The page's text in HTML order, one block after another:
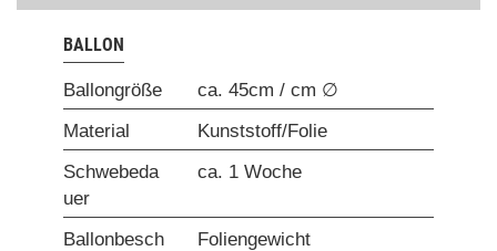
BALLON
Ballongröße
ca. 45cm / cm ∅
Material
Kunststoff/Folie
Schwebeda
uer
ca. 1 Woche
Ballonbesch
Foliengewicht